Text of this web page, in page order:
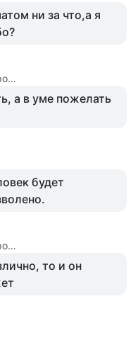
ни за что,а я
Разрушитель Устричных Строевых Стереотипов
а в уме пожелать
будет
Разрушитель Устричных Строевых Стереотипов
то и он